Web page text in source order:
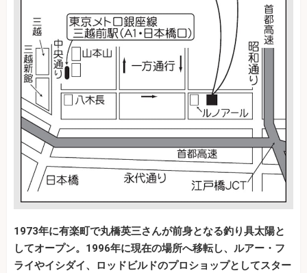
1973年に有楽町で丸橋英三さんが前身となる釣り具太陽と
してオープン。1996年に現在の場所へ移転し、ルアー・フ
ライやイシダイ、ロッドビルドのプロショップとしてスター